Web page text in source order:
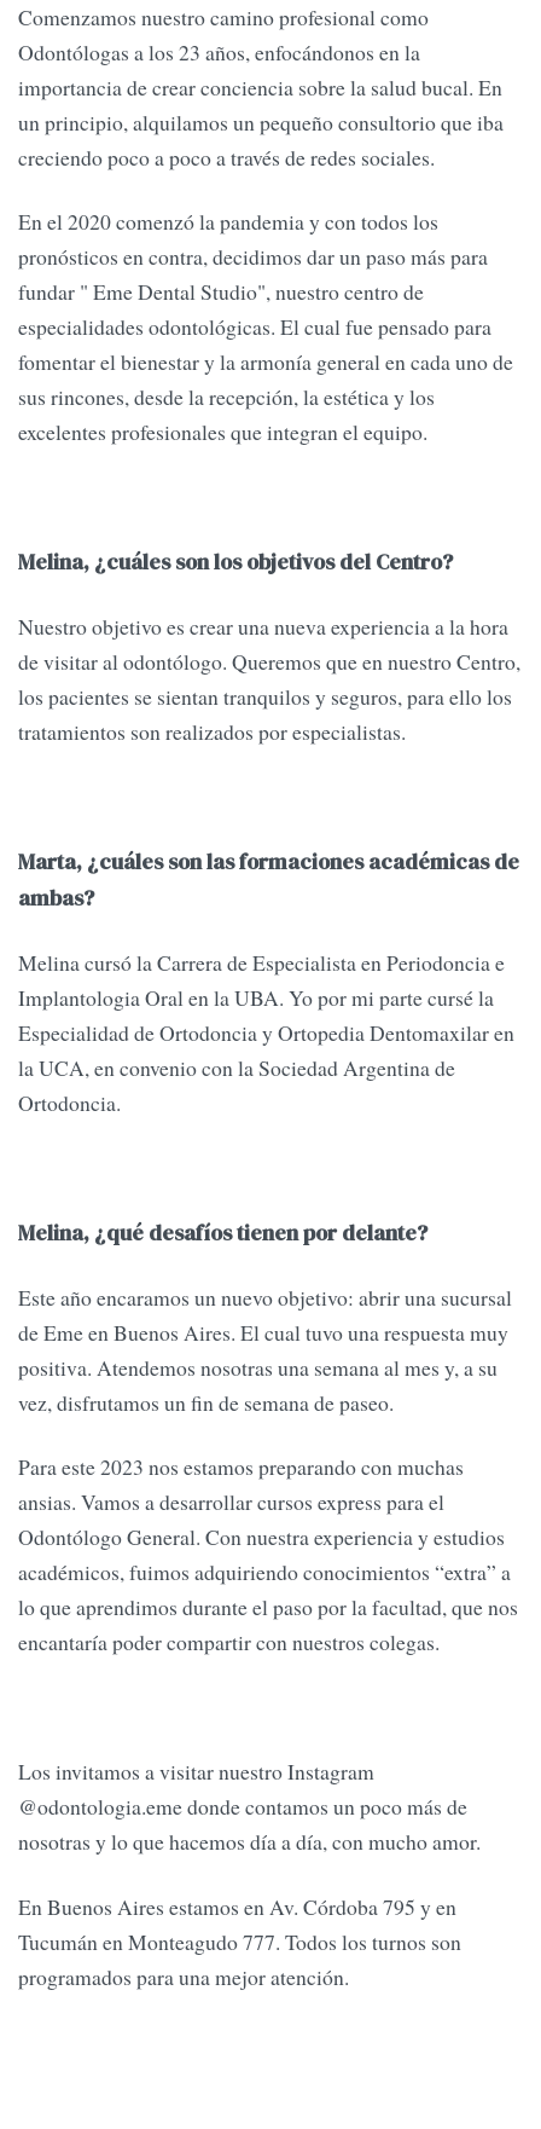
Comenzamos nuestro camino profesional como
Odontólogas a los 23 años, enfocándonos en la
importancia de crear conciencia sobre la salud bucal. En
un principio, alquilamos un pequeño consultorio que iba
creciendo poco a poco a través de redes sociales.
En el 2020 comenzó la pandemia y con todos los
pronósticos en contra, decidimos dar un paso más para
fundar " Eme Dental Studio", nuestro centro de
especialidades odontológicas. El cual fue pensado para
fomentar el bienestar y la armonía general en cada uno de
sus rincones, desde la recepción, la estética y los
excelentes profesionales que integran el equipo.
Melina, ¿cuáles son los objetivos del Centro?
Nuestro objetivo es crear una nueva experiencia a la hora
de visitar al odontólogo. Queremos que en nuestro Centro,
los pacientes se sientan tranquilos y seguros, para ello los
tratamientos son realizados por especialistas.
Marta, ¿cuáles son las formaciones académicas de
ambas?
Melina cursó la Carrera de Especialista en Periodoncia e
Implantologia Oral en la UBA. Yo por mi parte cursé la
Especialidad de Ortodoncia y Ortopedia Dentomaxilar en
la UCA, en convenio con la Sociedad Argentina de
Ortodoncia.
Melina, ¿qué desafíos tienen por delante?
Este año encaramos un nuevo objetivo: abrir una sucursal
de Eme en Buenos Aires. El cual tuvo una respuesta muy
positiva. Atendemos nosotras una semana al mes y, a su
vez, disfrutamos un fin de semana de paseo.
Para este 2023 nos estamos preparando con muchas
ansias. Vamos a desarrollar cursos express para el
Odontólogo General. Con nuestra experiencia y estudios
académicos, fuimos adquiriendo conocimientos “extra” a
lo que aprendimos durante el paso por la facultad, que nos
encantaría poder compartir con nuestros colegas.
Los invitamos a visitar nuestro Instagram
@odontologia.eme donde contamos un poco más de
nosotras y lo que hacemos día a día, con mucho amor.
En Buenos Aires estamos en Av. Córdoba 795 y en
Tucumán en Monteagudo 777. Todos los turnos son
programados para una mejor atención.